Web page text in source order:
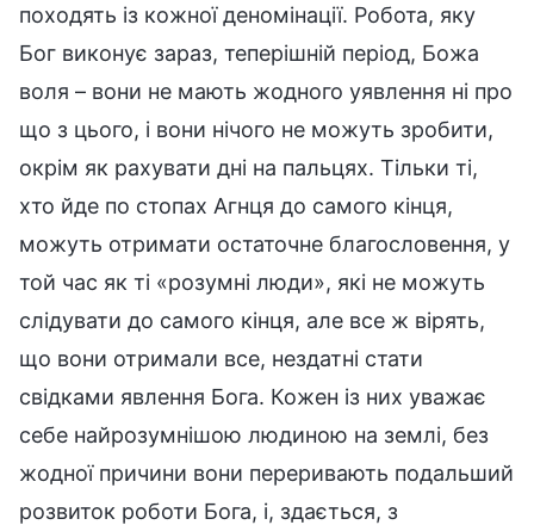
походять із кожної деномінації. Робота, яку
Бог виконує зараз, теперішній період, Божа
воля – вони не мають жодного уявлення ні про
що з цього, і вони нічого не можуть зробити,
окрім як рахувати дні на пальцях. Тільки ті,
хто йде по стопах Агнця до самого кінця,
можуть отримати остаточне благословення, у
той час як ті «розумні люди», які не можуть
слідувати до самого кінця, але все ж вірять,
що вони отримали все, нездатні стати
свідками явлення Бога. Кожен із них уважає
себе найрозумнішою людиною на землі, без
жодної причини вони переривають подальший
розвиток роботи Бога, і, здається, з